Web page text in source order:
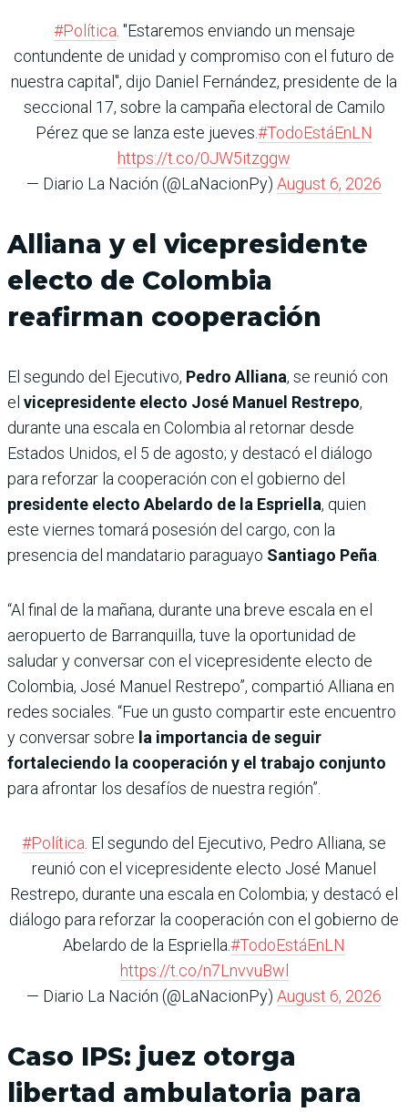
#Política . "Estaremos enviando un mensaje
contundente de unidad y compromiso con el futuro de
nuestra capital", dijo Daniel Fernández, presidente de la
seccional 17, sobre la campaña electoral de Camilo
Pérez que se lanza este jueves.#TodoEstáEnLN
https://t.co/0JW5itzggw
— Diario La Nación (@LaNacionPy) August 6, 2026
Alliana y el vicepresidente
electo de Colombia
reafirman cooperación
El segundo del Ejecutivo, Pedro Alliana, se reunió con
el vicepresidente electo José Manuel Restrepo,
durante una escala en Colombia al retornar desde
Estados Unidos, el 5 de agosto; y destacó el diálogo
para reforzar la cooperación con el gobierno del
presidente electo Abelardo de la Espriella, quien
este viernes tomará posesión del cargo, con la
presencia del mandatario paraguayo Santiago Peña
“Al final de la mañana, durante una breve escala en el
aeropuerto de Barranquilla, tuve la oportunidad de
saludar y conversar con el vicepresidente electo de
Colombia, José Manuel Restrepo”, compartió Alliana en
redes sociales. “Fue un gusto compartir este encuentro
y conversar sobre la importancia de seguir
fortaleciendo la cooperación y el trabajo conjunto
para afrontar los desafíos de nuestra región”.
#Política . El segundo del Ejecutivo, Pedro Alliana, se
reunió con el vicepresidente electo José Manuel
Restrepo, durante una escala en Colombia; y destacó el
diálogo para reforzar la cooperación con el gobierno de
Abelardo de la Espriella.#TodoEstáEnLN
https://t.co/n7LnvvuBwl
— Diario La Nación (@LaNacionPy) August 6, 2026
Caso IPS: juez otorga
libertad ambulatoria para